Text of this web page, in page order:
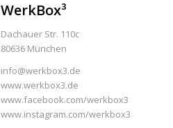
WerkBox³
Dachauer Str. 110c
80636 München
info@werkbox3.de
www.werkbox3.de
www.facebook.com/werkbox3
www.instagram.com/werkbox3